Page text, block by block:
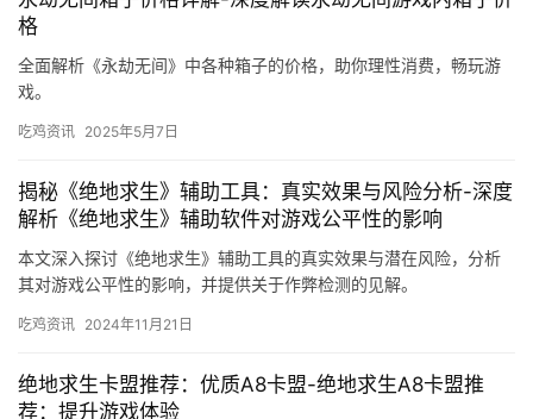
格
全面解析《永劫无间》中各种箱子的价格，助你理性消费，畅玩游
戏。
吃鸡资讯 2025年5月7日
揭秘《绝地求生》辅助工具：真实效果与风险分析-深度
解析《绝地求生》辅助软件对游戏公平性的影响
本文深入探讨《绝地求生》辅助工具的真实效果与潜在风险，分析
其对游戏公平性的影响，并提供关于作弊检测的见解。
吃鸡资讯 2024年11月21日
绝地求生卡盟推荐：优质A8卡盟-绝地求生A8卡盟推
荐：提升游戏体验